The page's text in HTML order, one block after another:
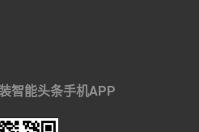
智能头条手机APP